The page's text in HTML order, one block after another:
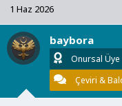
u
y
u
B
a
a
n
g
ı
ç
t
1 Haz 2026
baybora
Onursal Üye
Çeviri &